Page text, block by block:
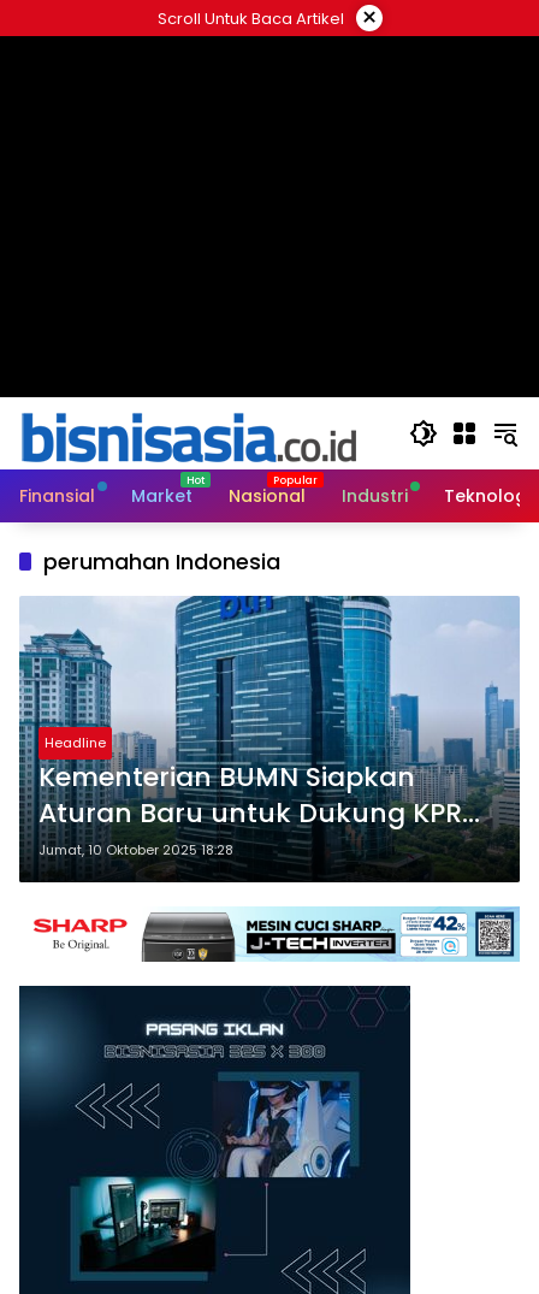
ke
Scroll Untuk Baca Artikel ×
Finansial Market Nasional Industri Teknologi
perumahan Indonesia
Headline
Kementerian BUMN Siapkan
Aturan Baru untuk Dukung KPR
Masyarakat Berpenghasilan
Rendah
Jumat, 10 Oktober 2025 18:28